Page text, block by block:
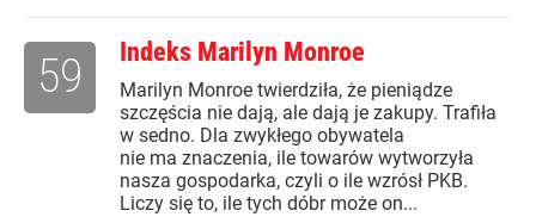
Indeks Marilyn Monroe
Marilyn Monroe twierdziła, że pieniądze
szczęścia nie dają, ale dają je zakupy. Trafiła
w sedno. Dla zwykłego obywatela
nie ma znaczenia, ile towarów wytworzyła
nasza gospodarka, czyli o ile wzrósł PKB.
Liczy się to, ile tych dóbr może on...
59